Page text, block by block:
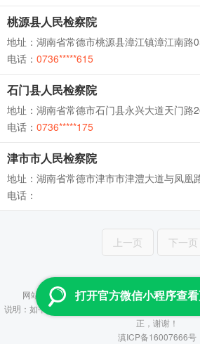
桃源县人民检察院
地址：湖南省常德市桃源县漳江镇漳江南路
电话： 0736*****615
石门县人民检察院
地址：湖南省常德市石门县永兴大道天门路
电话： 0736*****175
津市市人民检察院
地址：湖南省常德市津市市津澧大道与凤凰
电话：
上一页 下一页
Copyright © 2013-2026 云查 All
网站所提供数据均来自政府及事业单位公开信息
说明：如平台所提供信息有误，烦请联系管理员（
正，谢谢！
滇ICP备16007666号
打开官方微信小程序查